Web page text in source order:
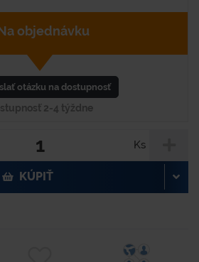
objednávku
otázku na dostupnosť
2-4 týždne
Ks
KÚPIŤ